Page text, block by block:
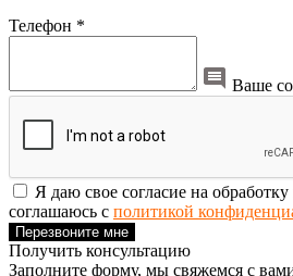
Телефон *
Ваше
Я даю свое согласие на
соглашаюсь с политикой
Перезвоните мне
Получить консультацию
Заполните форму, мы свяжемся с